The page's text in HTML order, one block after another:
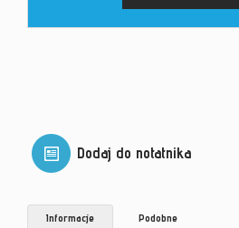
Dodaj do notatnika
Informacje
Podobne